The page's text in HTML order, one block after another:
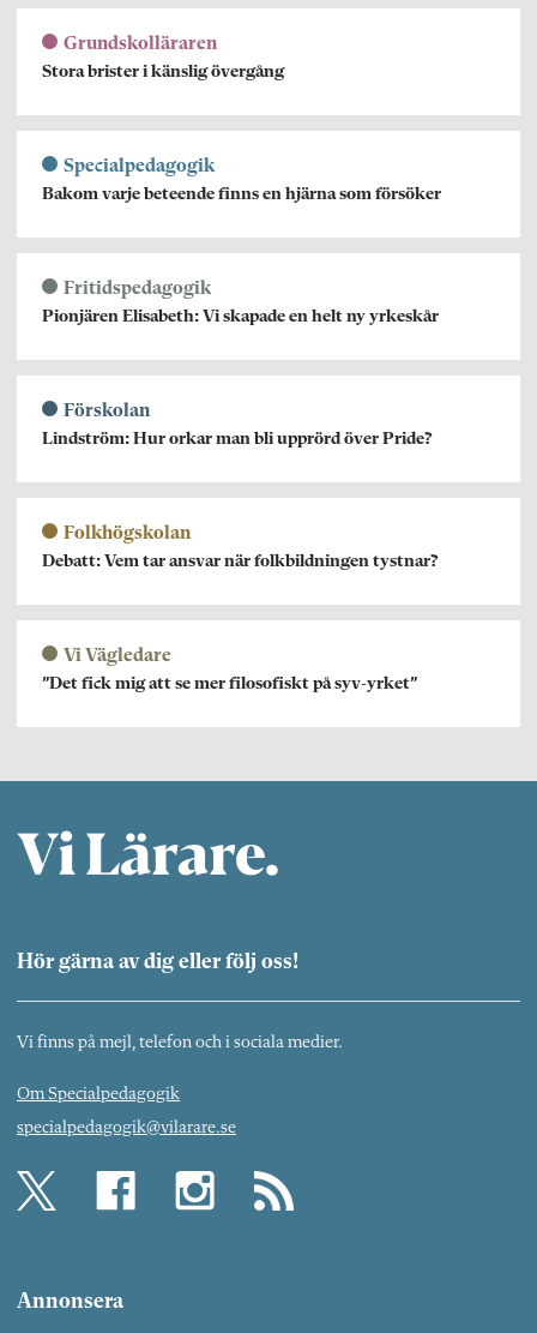
Grundskolläraren
Stora brister i känslig övergång
Specialpedagogik
Bakom varje beteende finns en hjärna som försöker
Fritidspedagogik
Pionjären Elisabeth: Vi skapade en helt ny yrkeskår
Förskolan
Lindström: Hur orkar man bli upprörd över Pride?
Folkhögskolan
Debatt: Vem tar ansvar när folkbildningen tystnar?
Vi Vägledare
”Det fick mig att se mer filosofiskt på syv-yrket”
Hör gärna av dig eller följ oss!
Vi finns på mejl, telefon och i sociala medier.
Om Specialpedagogik
specialpedagogik@vilarare.se
Annonsera